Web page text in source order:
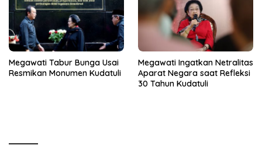
Megawati Tabur Bunga Usai
Resmikan Monumen Kudatuli
Megawati Ingatkan Netralitas
Aparat Negara saat Refleksi
30 Tahun Kudatuli